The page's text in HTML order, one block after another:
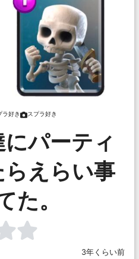
ラ好き スプラ好き
パーティ
えらい事
た。
3年くらい前